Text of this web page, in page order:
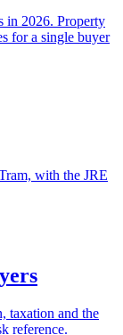
in 2026. Property
for a single buyer
with the JRE
taxation and the
reference.